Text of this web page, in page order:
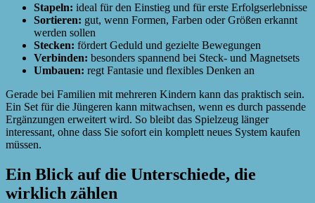
Stapeln: ideal für den Einstieg und für erste Erfolgserlebnisse
Sortieren: gut, wenn Formen, Farben oder Größen erkannt
werden sollen
Stecken: fördert Geduld und gezielte Bewegungen
Verbinden: besonders spannend bei Steck- und Magnetsets
Umbauen: regt Fantasie und flexibles Denken an
Gerade bei Familien mit mehreren Kindern kann das praktisch sein.
Ein Set für die Jüngeren kann mitwachsen, wenn es durch passende
Ergänzungen erweitert wird. So bleibt das Spielzeug länger
interessant, ohne dass Sie sofort ein komplett neues System kaufen
müssen.
Ein Blick auf die Unterschiede, die
wirklich zählen